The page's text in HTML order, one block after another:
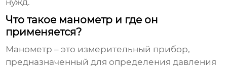
нужд.
Что такое манометр и где он
применяется?
Манометр – это измерительный прибор,
предназначенный для определения давления